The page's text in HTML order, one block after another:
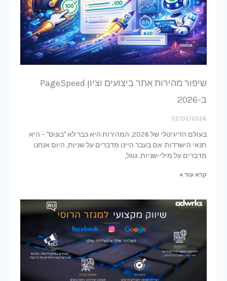
שיפור מהירות אתר ביצועים וציון PageSpeed
02/02/2026
בעולם הדיגיטלי של 2026, המהירות היא כבר לא "בונוס" – היא
תנאי הישרדות. אם בעבר היינו מדברים על שניות, היום אנחנו
מדברים על מילי-שניות. גוגל,
קרא עוד »